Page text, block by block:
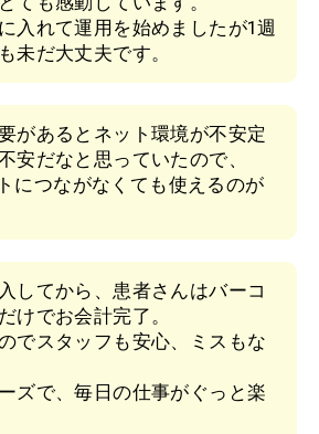
入れて運用を始めましたが1週
未だ大丈夫です。
があるとネット環境が不安定
安だなと思っていたので、
につながなくても使えるのが
してから、患者さんはバーコ
けでお会計完了。
でスタッフも安心、ミスもな
ズで、毎日の仕事がぐっと楽